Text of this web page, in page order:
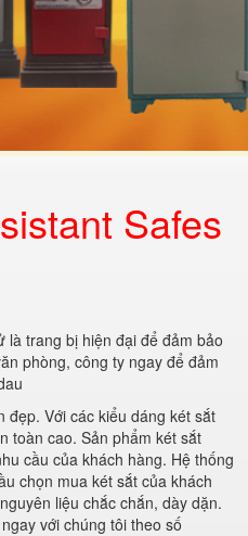
Safes
là trang bị hiện đại để đảm bảo
phòng, công ty ngay để đảm
đẹp. Với các kiểu dáng két sắt
toàn cao. Sản phẩm két sắt
cầu của khách hàng. Hệ thống
chọn mua két sắt của khách
liệu chắc chắn, dày dặn.
với chúng tôi theo số